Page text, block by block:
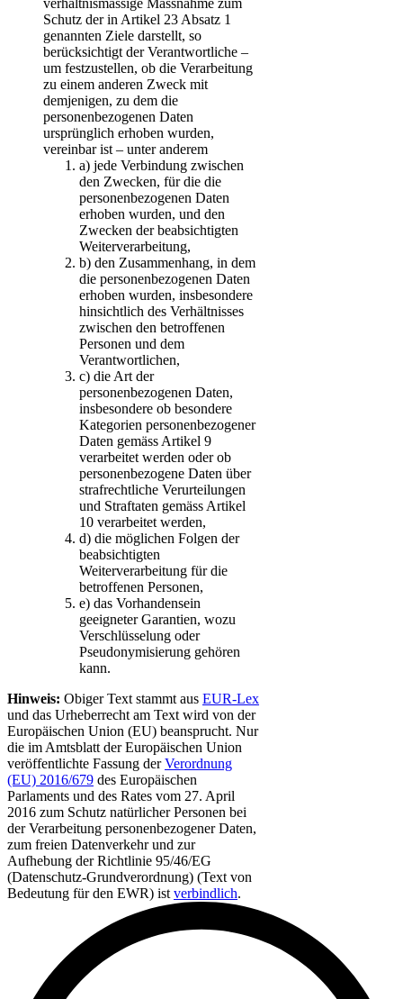
verhältnismässige Massnahme zum
Schutz der in Artikel 23 Absatz 1
genannten Ziele darstellt, so
berücksichtigt der Verantwortliche –
um festzustellen, ob die Verarbeitung
zu einem anderen Zweck mit
demjenigen, zu dem die
personenbezogenen Daten
ursprünglich erhoben wurden,
vereinbar ist – unter anderem
a) jede Verbindung zwischen
den Zwecken, für die die
personenbezogenen Daten
erhoben wurden, und den
Zwecken der beabsichtigten
Weiterverarbeitung,
b) den Zusammenhang, in dem
die personenbezogenen Daten
erhoben wurden, insbesondere
hinsichtlich des Verhältnisses
zwischen den betroffenen
Personen und dem
Verantwortlichen,
c) die Art der
personenbezogenen Daten,
insbesondere ob besondere
Kategorien personenbezogener
Daten gemäss Artikel 9
verarbeitet werden oder ob
personenbezogene Daten über
strafrechtliche Verurteilungen
und Straftaten gemäss Artikel
10 verarbeitet werden,
d) die möglichen Folgen der
beabsichtigten
Weiterverarbeitung für die
betroffenen Personen,
e) das Vorhandensein
geeigneter Garantien, wozu
Verschlüsselung oder
Pseudonymisierung gehören
kann.
Hinweis: Obiger Text stammt aus EUR-Lex
und das Urheberrecht am Text wird von der
Europäischen Union (EU) beansprucht. Nur
die im Amtsblatt der Europäischen Union
veröffentlichte Fassung derVerordnung
(EU) 2016/679 des Europäischen
Parlaments und des Rates vom 27. April
2016 zum Schutz natürlicher Personen bei
der Verarbeitung personenbezogener Daten,
zum freien Datenverkehr und zur
Aufhebung der Richtlinie 95/46/EG
(Datenschutz-Grundverordnung) (Text von
Bedeutung für den EWR) istverbindlich.